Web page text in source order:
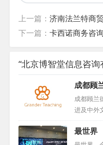
上一篇： 济南法兰特商
下一篇： 卡西诺商务咨
“北京博智堂信息咨
成都顾
成都顾兰
进及中外
语外籍人
国家，并
适应新环
最世界